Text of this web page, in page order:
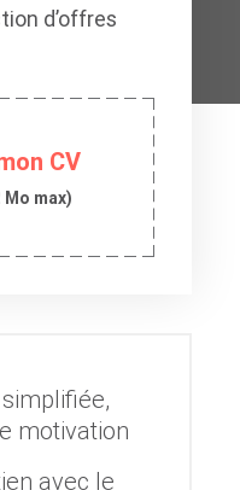
d’offres
CV
max)
motivation
avec le